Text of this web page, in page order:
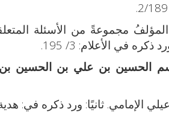
مجموعةً من الأسئلة
في الأعلام: 3/ 195.
الحسين بن علي بن الحسين بن
ثانيًا: ورد ذكره في: هدية